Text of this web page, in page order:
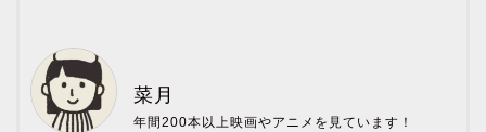
菜月
年間200本以上映画やアニメを見ています！